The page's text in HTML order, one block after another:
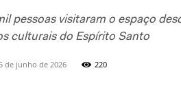
pessoas visitaram o espaço
culturais do Espírito Santo
de junho de 2026 220